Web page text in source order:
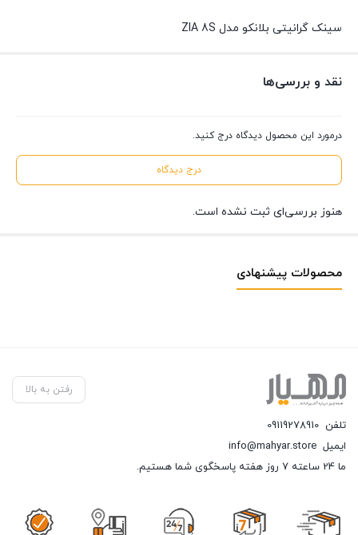
سینک گرانیتی بلانکو مدل ZIA 8S
نقد و بررسی‌ها
درمورد این محصول دیدگاه درج کنید.
درج دیدگاه
هنوز بررسی‌ای ثبت نشده است.
محصولات پیشنهادی
رفتن به بالا
تلفن 09119278910
ایمیل info@mahyar.store
ما 24 ساعته 7 روز هفته پاسخگوی شما هستیم.